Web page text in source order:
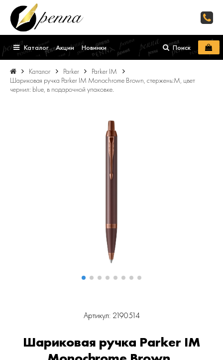
Каталог Акции Новинки Поиск
Каталог Parker
Parker IM
Шариковая ручка Parker IM Monochrome Brown, стержень:M, цвет
чернил: blue, в подарочной упаковке.
Артикул: 2190514
Шариковая ручка Parker IM